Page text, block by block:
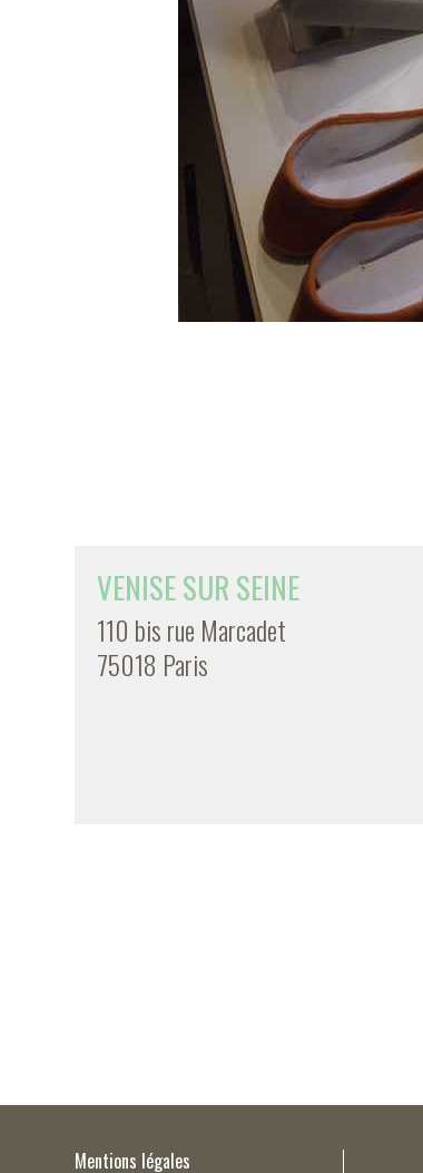
VENISE SUR SEINE
110 bis rue Marcadet
75018 Paris
Mentions légales